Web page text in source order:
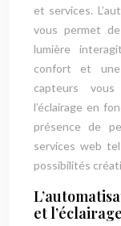
et services.
vous permet
lumière
confort et une
capteurs vous
l’éclairage en
présence de
services web
possibilités
et